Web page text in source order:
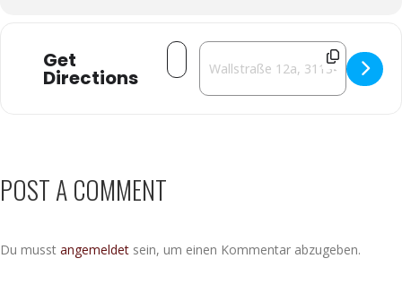
Get
Directions
Address - Die Comedy-Company im
Destination Address - Die
POST A COMMENT
Du musst angemeldet sein, um einen Kommentar abzugeben.